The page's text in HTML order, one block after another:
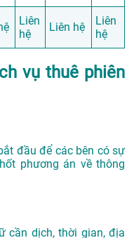
Liên
hệ
Liên hệ
Liên
hệ
vụ thuê phiên
đầu để các bên có sự
phương án về thông
cần dịch, thời gian, địa